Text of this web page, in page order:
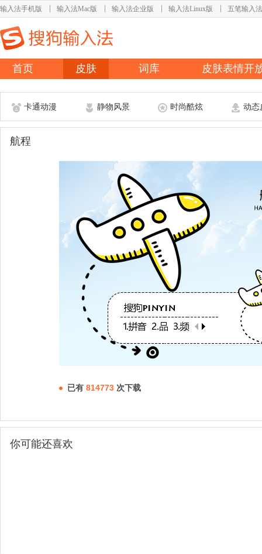
输入法手机版 输入法Mac版 输入法企业版 输入法Linux版 五笔输入法
首页 皮肤 词库 皮肤表情开
卡通动漫 静物风景 时尚酷炫 动态
航程
已有 814773 次下载
你可能还喜欢